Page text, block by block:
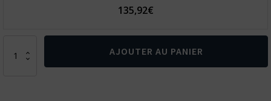
135,92€
AJOUTER AU PANIER